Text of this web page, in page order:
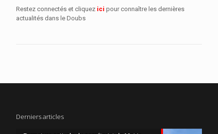
Restez connectés et cliquez ici pour connaître les dernières
actualités dans le Doubs
Derniers articles